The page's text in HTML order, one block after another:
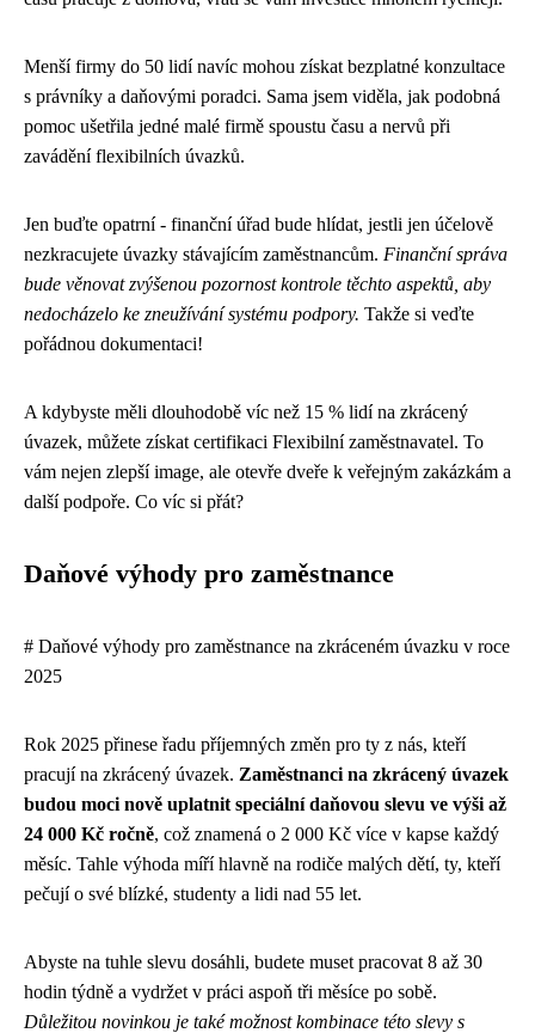
Menší firmy do 50 lidí navíc mohou získat bezplatné konzultace
s právníky a daňovými poradci. Sama jsem viděla, jak podobná
pomoc ušetřila jedné malé firmě spoustu času a nervů při
zavádění flexibilních úvazků.
Jen buďte opatrní - finanční úřad bude hlídat, jestli jen účelově
nezkracujete úvazky stávajícím zaměstnancům. Finanční správa
bude věnovat zvýšenou pozornost kontrole těchto aspektů, aby
nedocházelo ke zneužívání systému podpory. Takže si veďte
pořádnou dokumentaci!
A kdybyste měli dlouhodobě víc než 15 % lidí na zkrácený
úvazek, můžete získat certifikaci Flexibilní zaměstnavatel. To
vám nejen zlepší image, ale otevře dveře k veřejným zakázkám a
další podpoře. Co víc si přát?
Daňové výhody pro zaměstnance
# Daňové výhody pro zaměstnance na zkráceném úvazku v roce
2025
Rok 2025 přinese řadu příjemných změn pro ty z nás, kteří
pracují na zkrácený úvazek. Zaměstnanci na zkrácený úvazek
budou moci nově uplatnit speciální daňovou slevu ve výši až
24 000 Kč ročně, což znamená o 2 000 Kč více v kapse každý
měsíc. Tahle výhoda míří hlavně na rodiče malých dětí, ty, kteří
pečují o své blízké, studenty a lidi nad 55 let.
Abyste na tuhle slevu dosáhli, budete muset pracovat 8 až 30
hodin týdně a vydržet v práci aspoň tři měsíce po sobě.
Důležitou novinkou je také možnost kombinace této slevy s